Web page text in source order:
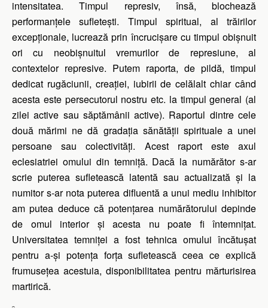
intensitatea. Timpul represiv, însă, blochează
performanțele sufletești. Timpul spiritual, al trăirilor
excepționale, lucrează prin încrucișare cu timpul obișnuit
ori cu neobișnuitul vremurilor de represiune, al
contextelor represive. Putem raporta, de pildă, timpul
dedicat rugăciunii, creației, iubirii de celălalt chiar când
acesta este persecutorul nostru etc. la timpul general (al
zilei active sau săptămânii active). Raportul dintre cele
două mărimi ne dă gradația sănătății spirituale a unei
persoane sau colectivități. Acest raport este axul
eclesiatriei omului din temniță. Dacă la numărător s-ar
scrie puterea sufletească latentă sau actualizată și la
numitor s-ar nota puterea difluentă a unui mediu inhibitor
am putea deduce că potențarea numărătorului depinde
de omul interior și acesta nu poate fi întemnițat.
Universitatea temniței a fost tehnica omului încătușat
pentru a-și potența forța sufletească ceea ce explică
frumusețea acestuia, disponibilitatea pentru mărturisirea
martirică.